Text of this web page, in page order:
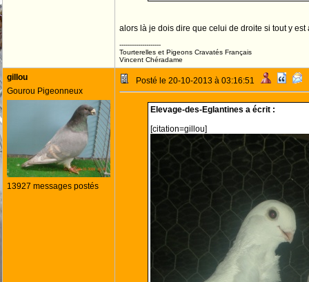
alors là je dois dire que celui de droite si tout y
--------------------
Tourterelles et Pigeons Cravatés Français
Vincent Chéradame
gillou
Gourou Pigeonneux
13927 messages postés
Posté le 20-10-2013 à 03:16:51
Elevage-des-Eglantines a écrit :
[citation=gillou]